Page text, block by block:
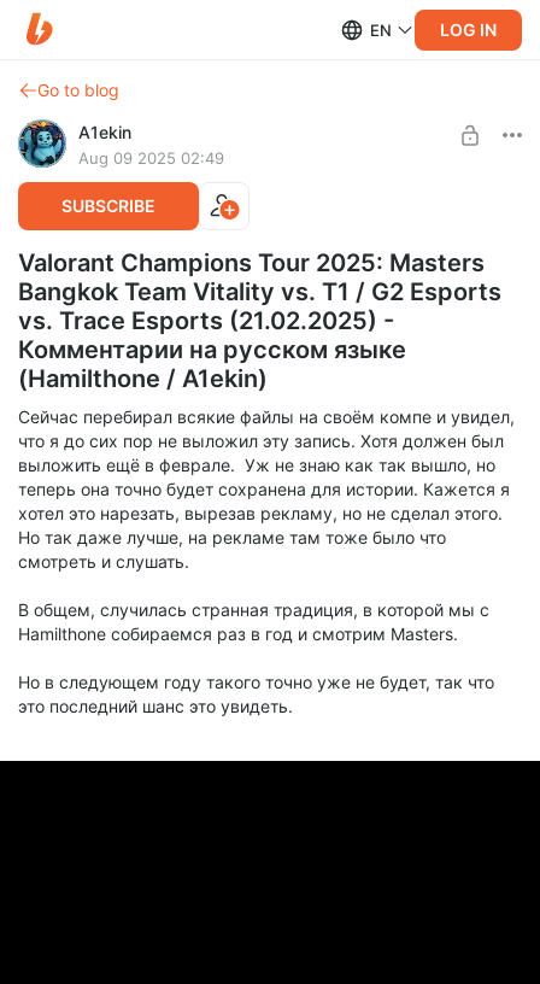
EN LOG IN
Go to blog
A1ekin
Aug 09 2025 02:49
SUBSCRIBE
Valorant Champions Tour 2025: Masters
Bangkok Team Vitality vs. T1 / G2 Esports
vs. Trace Esports (21.02.2025) -
Комментарии на русском языке
(Hamilthone / A1ekin)
Сейчас перебирал всякие файлы на своём компе и увидел,
что я до сих пор не выложил эту запись. Хотя должен был
выложить ещё в феврале. Уж не знаю как так вышло, но
теперь она точно будет сохранена для истории. Кажется я
хотел это нарезать, вырезав рекламу, но не сделал этого.
Но так даже лучше, на рекламе там тоже было что
смотреть и слушать.
В общем, случилась странная традиция, в которой мы с
Hamilthone собираемся раз в год и смотрим Masters.
Но в следующем году такого точно уже не будет, так что
это последний шанс это увидеть.